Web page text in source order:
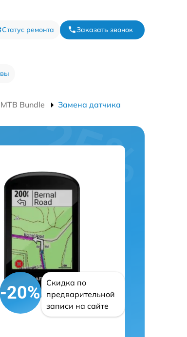
Статус ремонта Заказать звонок
Bundle Замена датчика
-20%
Скидка по
предварительной
записи на сайте